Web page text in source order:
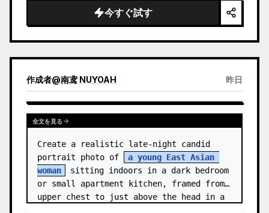
Canvas: Wide 16:9 white stu…
今すぐ試す
作成者@南鸢 NUYOAH 昨日
全文を見る
Create a realistic late-night candid
portrait photo of
a young East Asian
woman
sitting indoors in a dark bedroom
or small apartment kitchen, framed from
upper chest to just above the head in a